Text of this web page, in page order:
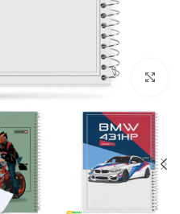
برای بزرگنمایی کلیک کنید